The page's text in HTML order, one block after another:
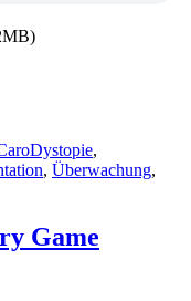
Dystopie,
, Überwachung,
Game